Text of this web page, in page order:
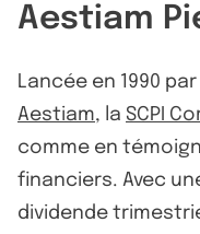
Aestiam
Lancée en 1990 par
Aestiam, la SCPI
comme en
financiers. Avec
dividende